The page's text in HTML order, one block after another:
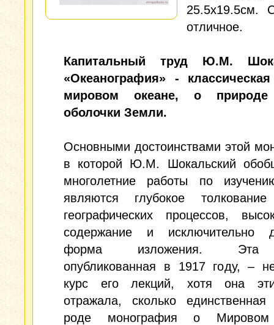
25.5x19.5см.
отличное.
Капитальный труд Ю.М.
«Океанография» -
мировом океане, о природе
оболочки Земли.
Основными достоинствами этой
в которой Ю.М. Шокальский
многолетние работы по
являются глубокое
географических процессов,
содержание и исключительно
форма изложения. Эта
опубликованная в 1917 году, –
курс его лекций, хотя она
отражала, сколько
роде монография о Мировом